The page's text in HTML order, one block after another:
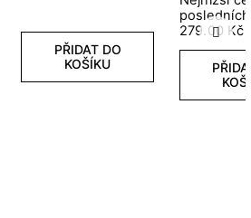
Další
PŘIDAT DO
KOŠÍKU
279.00 Kč